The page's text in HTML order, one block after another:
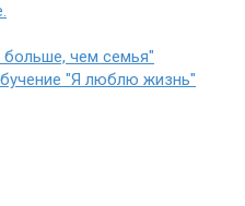
чем семья"
"Я люблю жизнь"